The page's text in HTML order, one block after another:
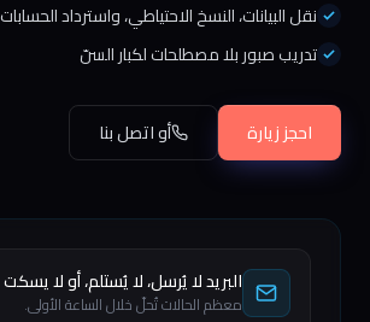
نقل البيانات، النسخ الاحتياطي، واسترداد الحسابات
تدريب صبور بلا مصطلحات لكبار السنّ
احجز زيارة أو اتصل بنا
البريد لا يُرسل، لا يُستلم، أو لا يسكت
معظم الحالات تُحلّ خلال الساعة الأولى.